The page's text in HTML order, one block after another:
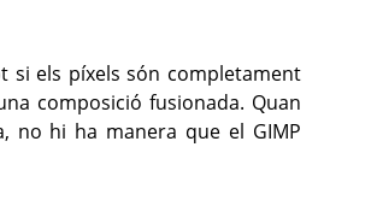
si els píxels són completament
composició fusionada. Quan
no hi ha manera que el GIMP